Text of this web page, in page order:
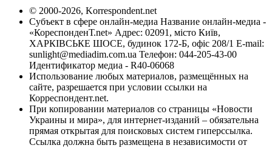
© 2000-2026, Korrespondent.net
Субъект в сфере онлайн-медиа Название онлайн-медиа -
«КореспонденТ.net» Адрес: 02091, місто Київ,
ХАРКІВСЬКЕ ШОСЕ, будинок 172-Б, офіс 208/1 E-mail:
sunlight@mediadim.com.ua Телефон: 044-205-43-00
Идентификатор медиа - R40-06068
Использование любых материалов, размещённых на
сайте, разрешается при условии ссылки на
Корреспондент.net.
При копировании материалов со страницы «Новости
Украины и мира», для интернет-изданий – обязательна
прямая открытая для поисковых систем гиперссылка.
Ссылка должна быть размещена в независимости от